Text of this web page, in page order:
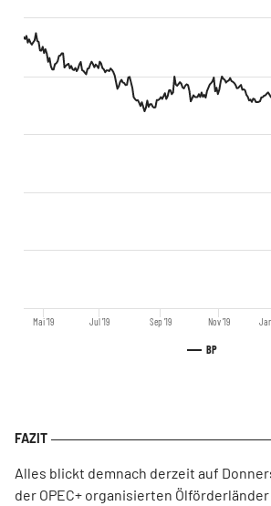
BP
Mai '19 Jul '19 Sep '19 Nov '19
Alles blickt demnach derzeit auf
der OPEC+ organisierten